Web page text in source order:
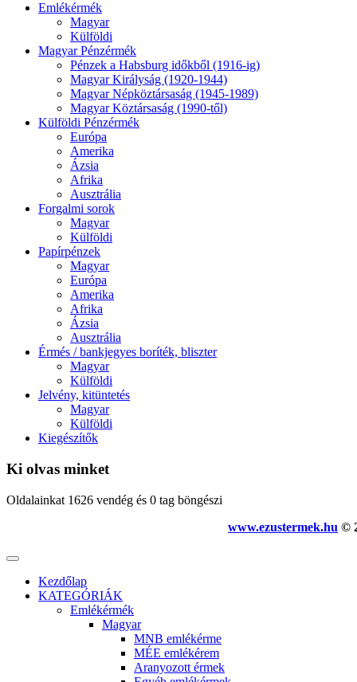
Emlékérmék
Magyar
Külföldi
Magyar Pénzérmék
Pénzek a Habsburg időkből (1916-ig)
Magyar Királyság (1920-1944)
Magyar Népköztársaság (1945-1989)
Magyar Köztársaság (1990-től)
Külföldi Pénzérmék
Európa
Amerika
Ázsia
Afrika
Ausztrália
Forgalmi sorok
Magyar
Külföldi
Papírpénzek
Magyar
Európa
Amerika
Afrika
Ázsia
Ausztrália
Érmés / bankjegyes boríték, bliszter
Magyar
Külföldi
Jelvény, kitüntetés
Magyar
Külföldi
Kiegészítők
Ki olvas minket
Oldalainkat 1626 vendég és 0 tag böngészi
www.ezustermek.hu ©
Kezdőlap
KATEGÓRIÁK
Emlékérmék
Magyar
MNB emlékérme
MÉE emlékérem
Aranyozott érmek